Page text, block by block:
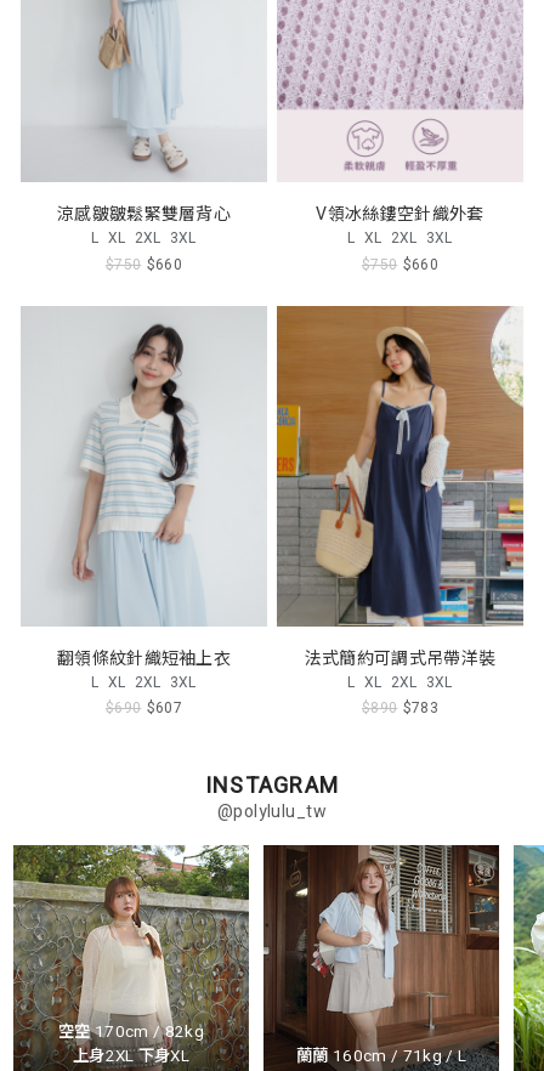
涼感皺皺鬆緊雙層背心
L XL 2XL 3XL
$750 $660
V領冰絲鏤空針織外套
L XL 2XL 3XL
$750 $660
翻領條紋針織短袖上衣
L XL 2XL 3XL
$690 $607
法式簡約可調式吊帶洋裝
L XL 2XL 3XL
$890 $783
INSTAGRAM
@polylulu_tw
空空 170cm / 82kg
上身2XL 下身XL
蘭蘭 160cm / 71kg / L